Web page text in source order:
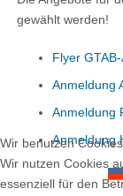
gewählt werden!
Flyer
Anmeldung
Anmeldung
Anmeldung
Wir benutzen Cookies
Wir nutzen Cookies
essenziell für den